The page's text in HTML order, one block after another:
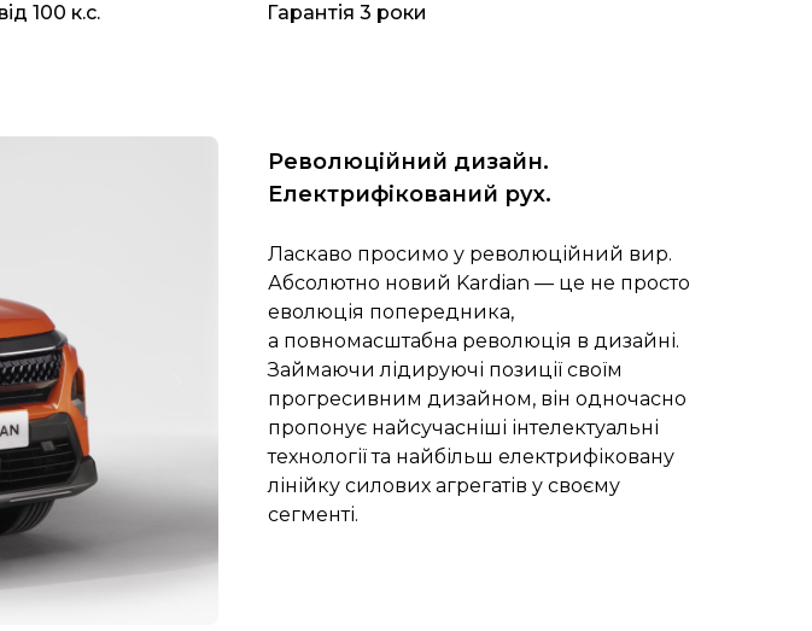
100 к.с. Гарантія 3 роки
Революційний дизайн.
Електрифікований рух.
Ласкаво просимо у революційний вир.
Абсолютно новий Kardian — це не просто
еволюція попередника,
а повномасштабна революція в дизайні.
Займаючи лідируючі позиції своїм
прогресивним дизайном, він одночасно
пропонує найсучасніші інтелектуальні
технології та найбільш електрифіковану
лінійку силових агрегатів у своєму
сегменті.